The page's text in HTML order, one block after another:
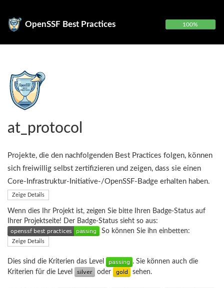
OpenSSF Best Practices 100%
at_protocol
Projekte, die den nachfolgenden Best Practices folgen, können
sich freiwillig selbst zertifizieren und zeigen, dass sie einen
Core-Infrastruktur-Initiative-/OpenSSF-Badge erhalten haben.
Zeige Details
Wenn dies Ihr Projekt ist, zeigen Sie bitte Ihren Badge-Status auf
Ihrer Projektseite! Der Badge-Status sieht so aus:
So können Sie ihn einbetten:
Zeige Details
Dies sind die Kriterien das Level
. Sie können auch die
Kriterien für die Level
oder sehen.